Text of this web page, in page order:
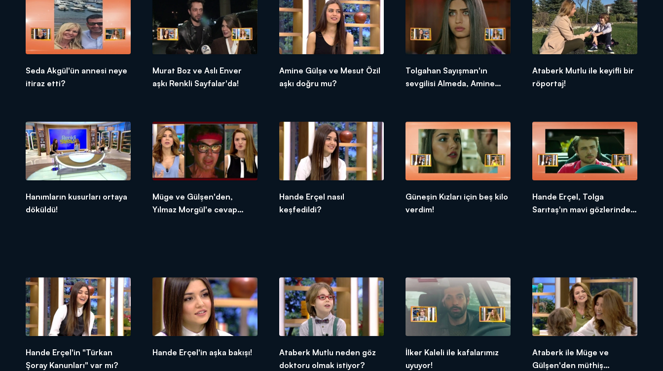
Seda Akgül'ün annesi neye
itiraz etti?
Murat Boz ve Aslı Enver
aşkı Renkli Sayfalar'da!
Amine Gülşe ve Mesut Özil
aşkı doğru mu?
Tolgahan Sayışman'ın
sevgilisi Almeda, Amine
Ataberk Mutlu ile keyifli bir
röportaj!
Hanımların kusurları ortaya
döküldü!
Müge ve Gülşen'den,
Yılmaz Morgül'e cevap
Hande Erçel nasıl
keşfedildi?
Güneşin Kızları için beş kilo
verdim!
Hande Erçel, Tolga
Sarıtaş'ın mavi gözlerinde
Hande Erçel'in "Türkan
Şoray Kanunları" var mı?
Hande Erçel'in aşka bakışı!
Ataberk Mutlu neden göz
doktoru olmak istiyor?
İlker Kaleli ile kafalarımız
uyuyor!
Ataberk ile Müge ve
Gülşen'den müthiş